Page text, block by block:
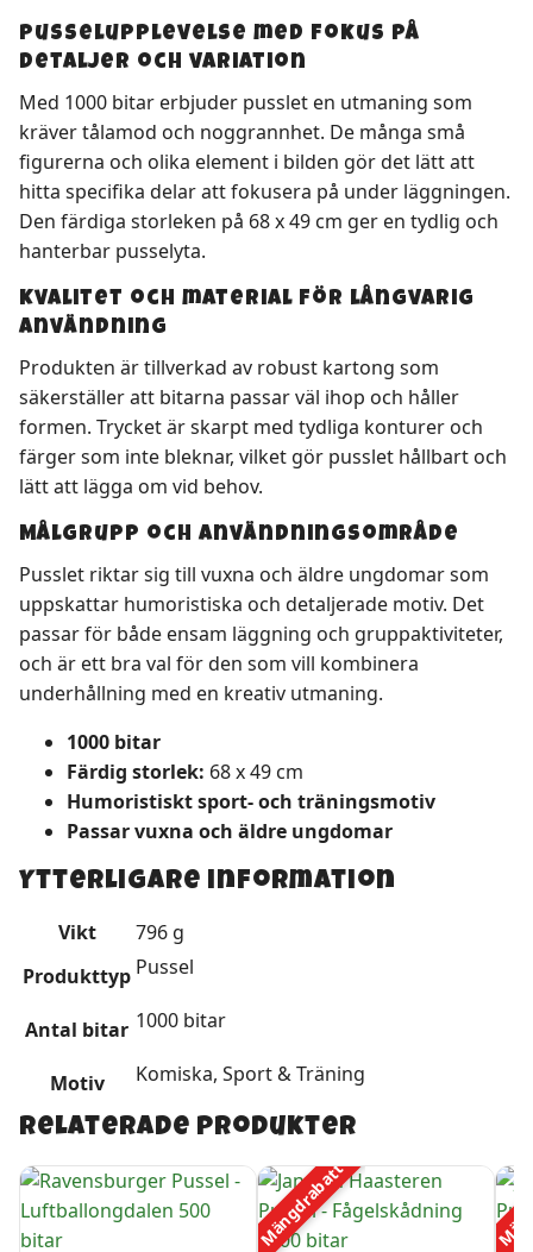
Pusselupplevelse med fokus på
detaljer och variation
Med 1000 bitar erbjuder pusslet en utmaning som
kräver tålamod och noggrannhet. De många små
figurerna och olika element i bilden gör det lätt att
hitta specifika delar att fokusera på under läggningen.
Den färdiga storleken på 68 x 49 cm ger en tydlig och
hanterbar pusselyta.
Kvalitet och material för långvarig
användning
Produkten är tillverkad av robust kartong som
säkerställer att bitarna passar väl ihop och håller
formen. Trycket är skarpt med tydliga konturer och
färger som inte bleknar, vilket gör pusslet hållbart och
lätt att lägga om vid behov.
Målgrupp och användningsområde
Pusslet riktar sig till vuxna och äldre ungdomar som
uppskattar humoristiska och detaljerade motiv. Det
passar för både ensam läggning och gruppaktiviteter,
och är ett bra val för den som vill kombinera
underhållning med en kreativ utmaning.
1000 bitar
Färdig storlek: 68 x 49 cm
Humoristiskt sport- och träningsmotiv
Passar vuxna och äldre ungdomar
Ytterligare information
Vikt
796 g
Produkttyp Pussel
Antal bitar 1000 bitar
Motiv Komiska, Sport & Träning
Relaterade produkter
Mängdrabatt